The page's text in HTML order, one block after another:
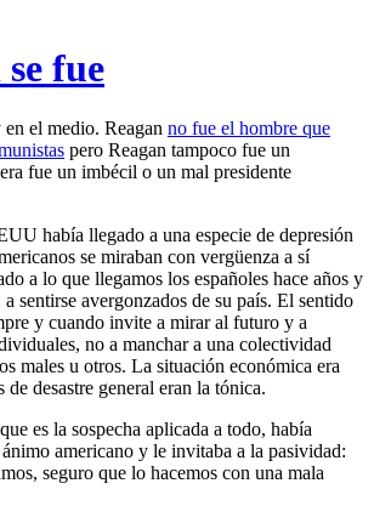
fue
el medio. Reagan no fue el hombre que
pero Reagan tampoco fue un
fue un imbécil o un mal presidente
había llegado a una especie de depresión
se miraban con vergüenza a sí
a lo que llegamos los españoles hace años y
sentirse avergonzados de su país. El sentido
y cuando invite a mirar al futuro y a
no a manchar a una colectividad
males u otros. La situación económica era
de desastre general eran la tónica.
es la sospecha aplicada a todo, había
americano y le invitaba a la pasividad:
seguro que lo hacemos con una mala